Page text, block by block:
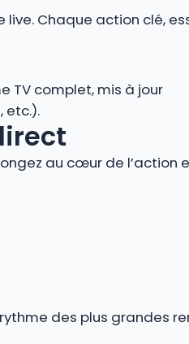
Chaque action clé,
TV complet, mis à jour
etc.).
au cœur de l’action
des plus grandes